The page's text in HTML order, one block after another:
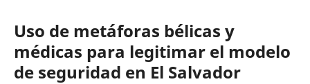
Uso de metáforas bélicas y
médicas para legitimar el modelo
de seguridad en El Salvador